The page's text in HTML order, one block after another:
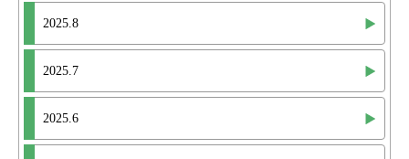
2025.8
2025.7
2025.6